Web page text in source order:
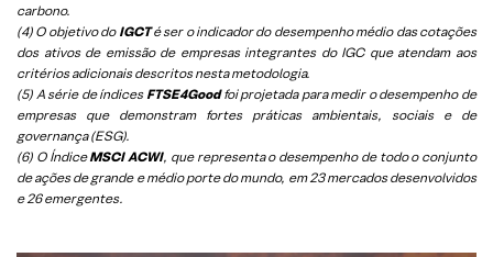
carbono.
(4) O objetivo do IGCTé ser o indicador do desempenho médio das cotações
dos ativos de emissão de empresas integrantes do IGC que atendam aos
critérios adicionais descritos nesta metodologia.
(5) A série de índices FTSE4Goodfoi projetada para medir o desempenho de
empresas que demonstram fortes práticas ambientais, sociais e de
governança (ESG).
(6) O ÍndiceMSCI ACWI, que representa o desempenho de todo o conjunto
de ações de grande e médio porte do mundo, em 23 mercados desenvolvidos
e 26 emergentes.